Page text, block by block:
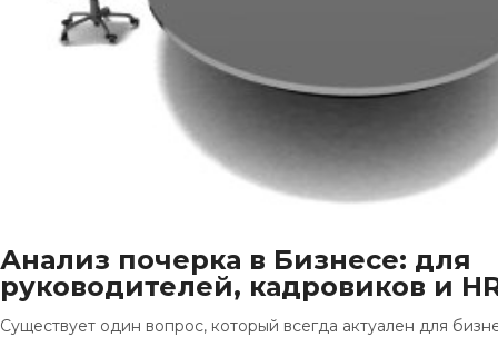
Анализ почерка в Бизнесе: для
руководителей, кадровиков и
Существует один вопрос, который всегда актуален для